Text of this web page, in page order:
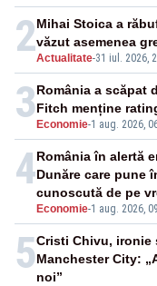
2Actualitate-31 iul. 2026,
Mihai Stoica a
văzut asemenea
3 Economie-1 aug. 2026,
România a scăpat
Fitch menține
4
Economie-1 aug. 2026,
România în alertă
Dunăre care pune
cunoscută de pe
5Cristi Chivu, ironie
Manchester City:
noi”